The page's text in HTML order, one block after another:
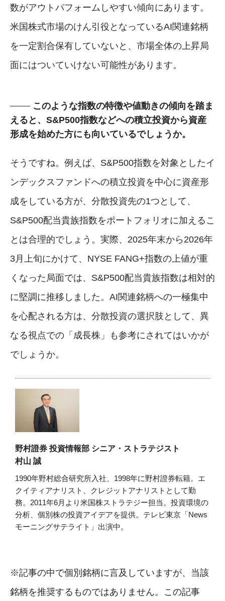
数がアウトパフォームしやすい傾向にあります。
米国株式市場のけん引役となっているAI関連銘柄
を一定割合保有していないと、市場全体の上昇局
面にはついていけない可能性があります。
このような指数の特徴や値動きの傾向を踏ま
えると、S&P500指数などへの積立投資から資産
形成を始めた方にも向いているでしょうか。
そうですね。例えば、S&P500指数を対象としたイ
ンデックスファンドへの積立投資を中心に資産形
成をしている方が、分散投資先の1つとして、
S&P500配当貴族指数をポートフォリオに加えるこ
とは合理的でしょう。実際、2025年末から2026年
3月上旬にかけて、NYSE FANG+指数の上値が重
くなった局面では、S&P500配当貴族指数は相対的
に堅調に推移しました。AI関連銘柄への一極集中
を心配される方は、分散投資の選択肢として、異
なる視点での「成長株」も参考にされてはいかが
でしょうか。
野村證券 投資情報部 シニア・ストラテジスト
村山 誠
1990年野村総合研究所入社、1998年に野村證券転籍。エ
クイティアナリスト、クレジットアナリストとして勤
務。2011年6月より米国株ストラテジー担当。投資環境の
分析、個別株の投資アイデアを提供。テレビ東京「News
モーニングサテライト」出演中。
※記事の中で個別銘柄に言及していますが、当該
銘柄を推奨するものではありません。この記事